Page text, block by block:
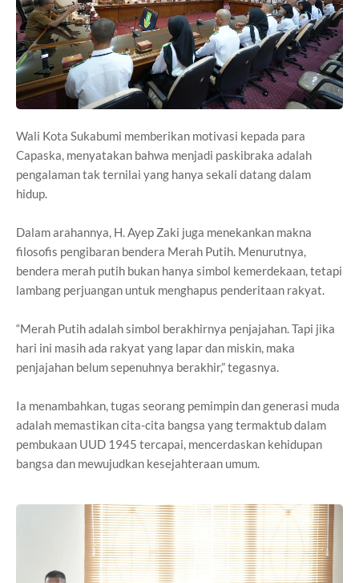
Wali Kota Sukabumi memberikan motivasi kepada para
Capaska, menyatakan bahwa menjadi paskibraka adalah
pengalaman tak ternilai yang hanya sekali datang dalam
hidup.
Dalam arahannya, H. Ayep Zaki juga menekankan makna
filosofis pengibaran bendera Merah Putih. Menurutnya,
bendera merah putih bukan hanya simbol kemerdekaan, tetapi
lambang perjuangan untuk menghapus penderitaan rakyat.
“Merah Putih adalah simbol berakhirnya penjajahan. Tapi jika
hari ini masih ada rakyat yang lapar dan miskin, maka
penjajahan belum sepenuhnya berakhir,” tegasnya.
Ia menambahkan, tugas seorang pemimpin dan generasi muda
adalah memastikan cita-cita bangsa yang termaktub dalam
pembukaan UUD 1945 tercapai, mencerdaskan kehidupan
bangsa dan mewujudkan kesejahteraan umum.